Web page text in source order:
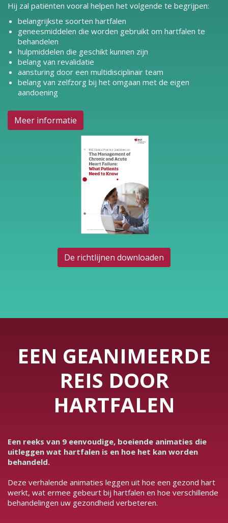
Hij zal patiënten vooral helpen het volgende te begrijpen:
belangrijkste soorten hartfalen
geneesmiddelen die worden gebruikt om hartfalen te
behandelen
hulpmiddelen die geschikt kunnen zijn
belang van revalidatie
aansturing door een multidisciplinair team
belang van zelfzorg bij het omgaan met de eigen
aandoening
Meer informatie
De richtlijnen downloaden
EEN GEANIMEERDE
REIS DOOR
HARTFALEN
Een reeks van 9 eenvoudige, boeiende animaties die
uitleggen wat hartfalen is en hoe het kan worden
behandeld.
Deze verhalende animaties leggen uit hoe een gezond hart
werkt, wat ermee gebeurt bij hartfalen en hoe verschillende
behandelingen uw gezondheid verbeteren.